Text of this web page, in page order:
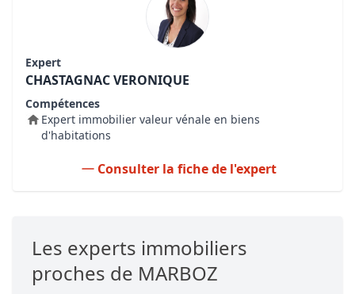
Expert
CHASTAGNAC VERONIQUE
Compétences
Expert immobilier valeur vénale en biens
d'habitations
Consulter la fiche de l'expert
Les experts immobiliers
proches de MARBOZ